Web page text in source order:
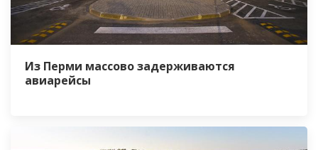
Из Перми массово задерживаются
авиарейсы